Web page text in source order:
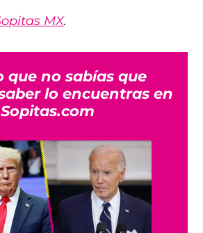
MX.
que no sabías que
lo encuentras en
Sopitas.com